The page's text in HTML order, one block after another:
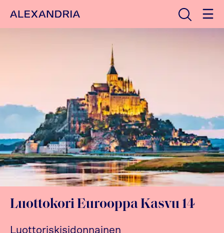
Etusivulle Avaa haku
Luottokori Eurooppa Kasvu 14
Luottoriskisidonnainen